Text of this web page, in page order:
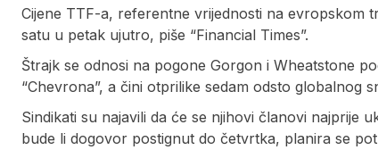
Cijene TTF-a, referentne vrijednosti na evropskom
satu u petak ujutro, piše “Financial Times”.
Štrajk se odnosi na pogone Gorgon i Wheatstone
“Chevrona”, a čini otprilike sedam odsto globalnog
Sindikati su najavili da će se njihovi članovi najprije
bude li dogovor postignut do četvrtka, planira se